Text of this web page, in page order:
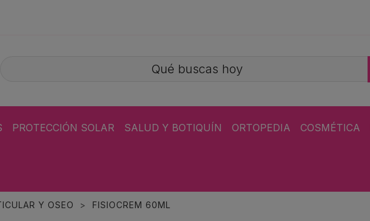
PROTECCIÓN SOLAR SALUD Y BOTIQUÍN ORTOPEDIA COSMÉTICA
Y OSEO FISIOCREM 60ML